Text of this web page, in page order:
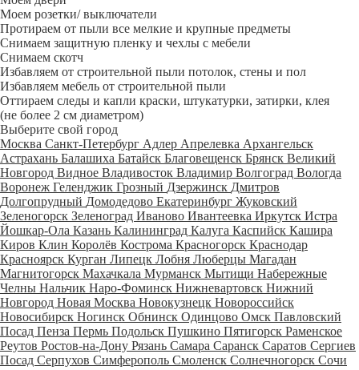
Моем розетки/ выключатели
Протираем от пыли все мелкие и крупные предметы
Снимаем защитную пленку и чехлы с мебели
Снимаем скотч
Избавляем от строительной пыли потолок, стены и пол
Избавляем мебель от строительной пыли
Оттираем следы и капли краски, штукатурки, затирки, клея
(не более 2 см диаметром)
Выберите свой город
Москва Санкт-Петербург Адлер Апрелевка Архангельск
Астрахань Балашиха Батайск Благовещенск Брянск Великий
Новгород Видное Владивосток Владимир Волгоград Вологда
Воронеж Геленджик Грозный Дзержинск Дмитров
Долгопрудный Домодедово Екатеринбург Жуковский
Зеленогорск Зеленоград Иваново Ивантеевка Иркутск Истра
Йошкар-Ола Казань Калининград Калуга Каспийск Кашира
Киров Клин Королёв Кострома Красногорск Краснодар
Красноярск Курган Липецк Лобня Люберцы Магадан
Магнитогорск Махачкала Мурманск Мытищи Набережные
Челны Нальчик Наро-Фоминск Нижневартовск Нижний
Новгород Новая Москва Новокузнецк Новороссийск
Новосибирск Ногинск Обнинск Одинцово Омск Павловский
Посад Пенза Пермь Подольск Пушкино Пятигорск Раменское
Реутов Ростов-на-Дону Рязань Самара Саранск Саратов Сергиев
Посад Серпухов Симферополь Смоленск Солнечногорск Сочи